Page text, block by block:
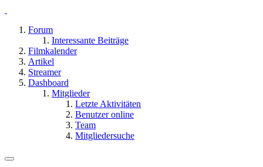
Forum
Interessante Beiträge
Filmkalender
Artikel
Streamer
Dashboard
Mitglieder
Letzte Aktivitäten
Benutzer online
Team
Mitgliedersuche